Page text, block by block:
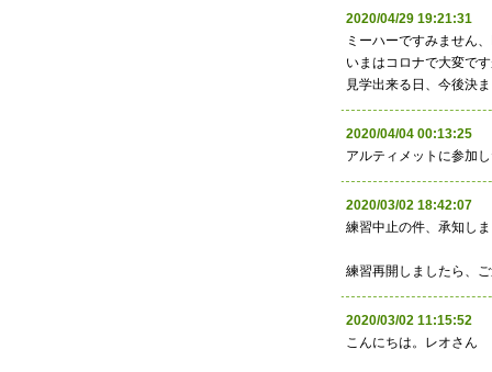
2020/04/29
ミーハーですみません
いまはコロナで大変で
見学出来る日、今後決
2020/04/04 00:13:25
アルティメットに参加
2020/03/02
練習中止の件、承知し
練習再開しましたら、
2020/03/02
こんにちは。レオさん